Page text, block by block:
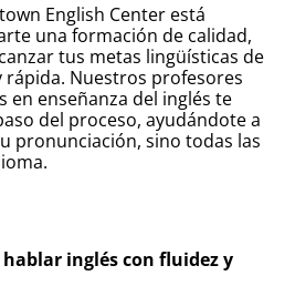
English Center está
una formación de calidad,
tus metas lingüísticas de
rápida. Nuestros profesores
en enseñanza del inglés te
del proceso, ayudándote a
pronunciación, sino todas las
inglés con fluidez y